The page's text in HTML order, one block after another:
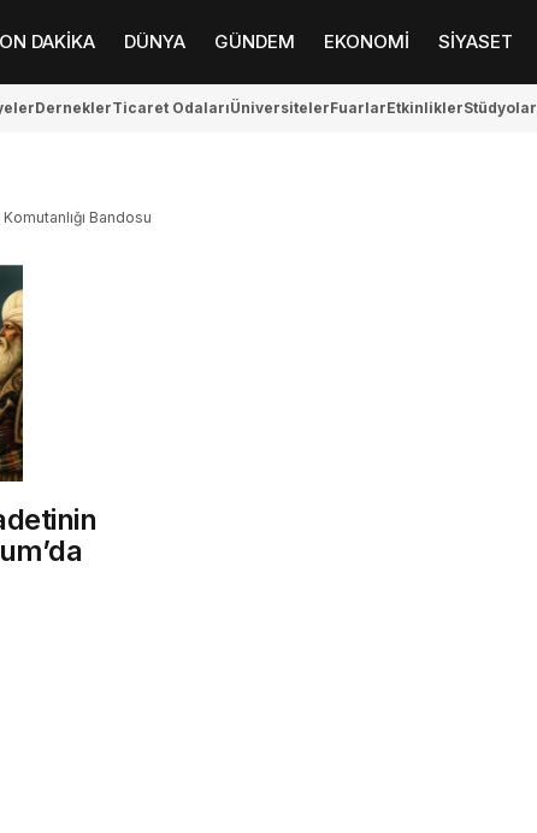
DAKİKA DÜNYA GÜNDEM EKONOMİ SİYASET
DerneklerTicaret OdalarıÜniversitelerFuarlarEtkinliklerStüdyolar
Bandosu